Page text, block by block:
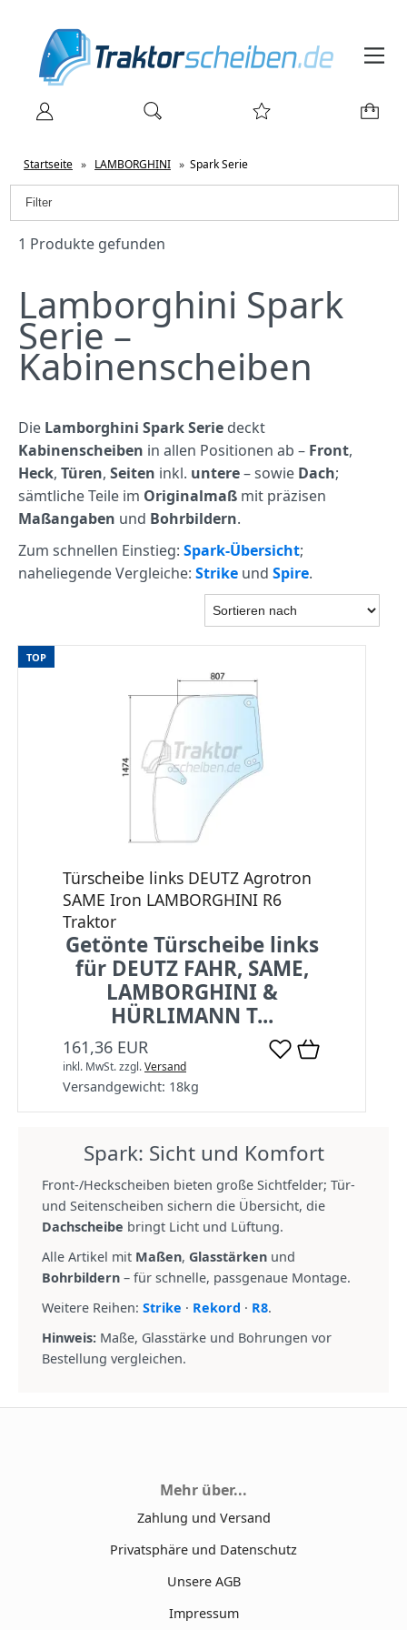
Startseite » LAMBORGHINI » Spark Serie
Filter
1 Produkte gefunden
Lamborghini Spark
Serie –
Kabinenscheiben
Die Lamborghini Spark Serie deckt
Kabinenscheiben in allen Positionen ab – Front,
Heck, Türen, Seiten inkl. untere– sowie Dach;
sämtliche Teile im Originalmaß mit präzisen
Maßangaben und Bohrbildern.
Zum schnellen Einstieg: Spark‑Übersicht;
naheliegende Vergleiche: Strike und Spire.
TOP
Türscheibe links DEUTZ Agrotron
SAME Iron LAMBORGHINI R6
Traktor
Getönte Türscheibe links
für DEUTZ FAHR, SAME,
LAMBORGHINI &
HÜRLIMANN T...
161,36 EUR
inkl. MwSt.zzgl.Versand
Versandgewicht: 18kg
Spark: Sicht und Komfort
Front‑/Heckscheiben bieten große Sichtfelder; Tür‑
und Seitenscheiben sichern die Übersicht, die
Dachscheibe bringt Licht und Lüftung.
Alle Artikel mit Maßen, Glasstärken und
Bohrbildern – für schnelle, passgenaue Montage.
Weitere Reihen: Strike · Rekord · R8.
Hinweis: Maße, Glasstärke und Bohrungen vor
Bestellung vergleichen.
Mehr über...
Zahlung und Versand
Privatsphäre und Datenschutz
Unsere AGB
Impressum